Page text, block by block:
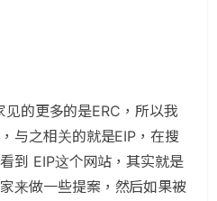
的更多的是ERC，所以我
与之相关的就是EIP，在搜
到 EIP这个网站，其实就是
来做一些提案，然后如果被